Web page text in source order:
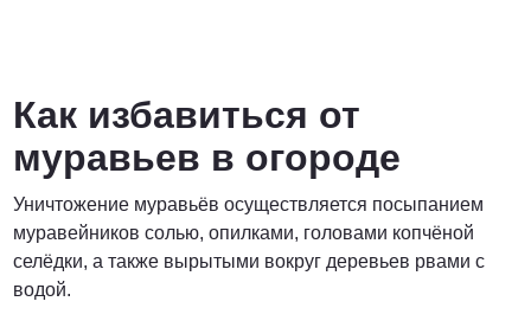
Как избавиться от
муравьев в огороде
Уничтожение муравьёв осуществляется посыпанием
муравейников солью, опилками, головами копчёной
селёдки, а также вырытыми вокруг деревьев рвами с
водой.